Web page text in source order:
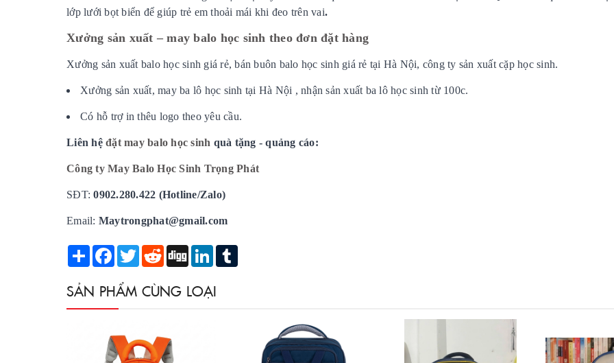
lớp lưới bọt biển để giúp trẻ em thoải mái khi đeo trên vai.
Xưởng sản xuất – may balo học sinh theo đơn đặt hàng
Xưởng sản xuất balo học sinh giá rẻ, bán buôn balo học sinh giá rẻ tại Hà Nội, công ty sản xuất cặp học sinh.
Xưởng sản xuất, may ba lô học sinh tại Hà Nội , nhận sản xuất ba lô học sinh từ 100c.
Có hỗ trợ in thêu logo theo yêu cầu.
Liên hệ đặt may balo học sinh quà tặng - quảng cáo:
Công ty May Balo Học Sinh Trọng Phát
SĐT:0902.280.422 (Hotline/Zalo)
Email: Maytrongphat@gmail.com
Share Facebook
Twitter Reddit Digg LinkedIn
SẢN PHẨM CÙNG LOẠI